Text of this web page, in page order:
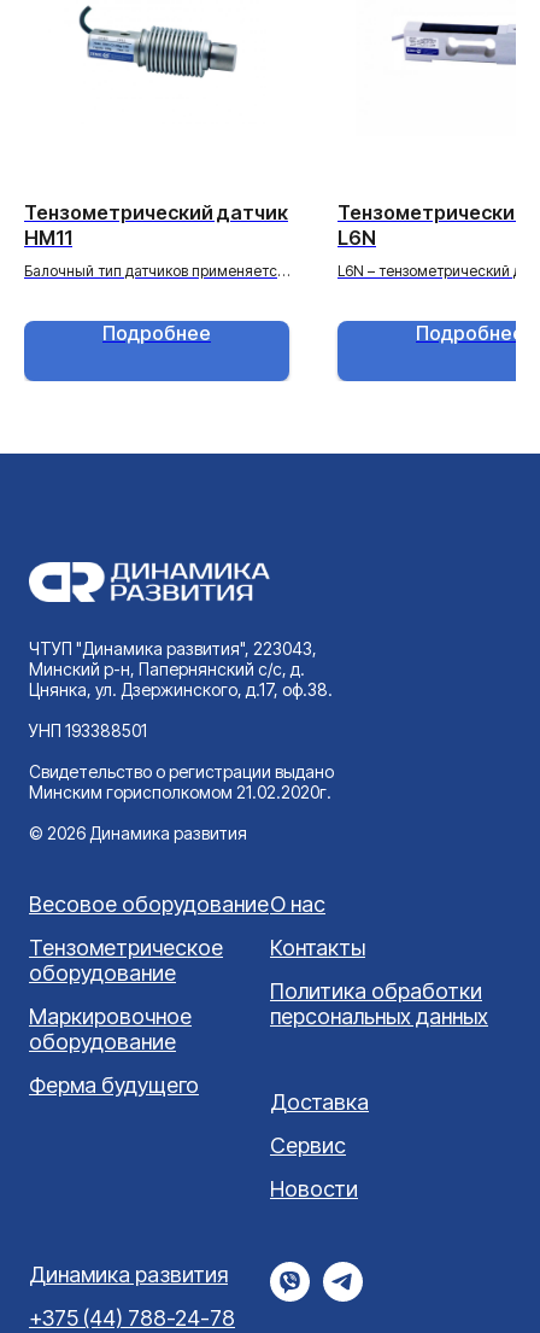
Тензометрический датчик
HM11
Балочный тип датчиков применяется
Подробнее
Тензометрический
L6N
L6N – тензометрический
применяется для
одном датчике, в основном
Подробнее
ЧТУП "Динамика развития", 223043,
Минский р-н, Папернянский с/с, д.
Цнянка, ул. Дзержинского, д.17, оф.38.
УНП 193388501
Свидетельство о регистрации выдано
Минским горисполкомом 21.02.2020г.
© 2026 Динамика развития
Весовое оборудование
Тензометрическое
оборудование
Маркировочное
оборудование
Ферма будущего
О нас
Контакты
Политика обработки
персональных данных
Доставка
Сервис
Новости
Динамика развития
+375 (44) 788-24-78